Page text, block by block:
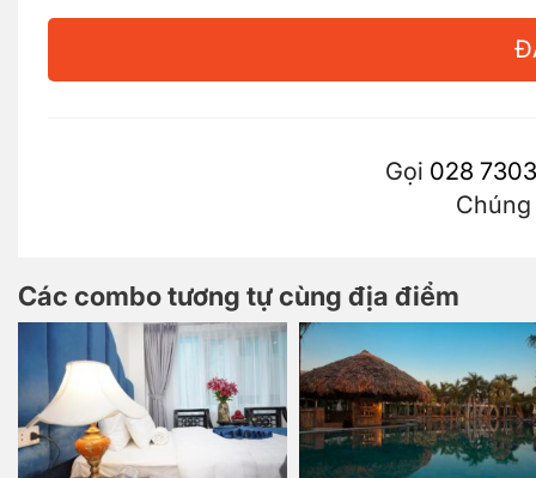
Gọi 028
Các combo tương tự cùng địa điểm